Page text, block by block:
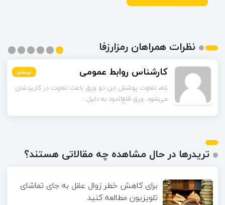
نظرات همراهان رمزارزفا
بیشتر اسماعیل زاده بیشتر
تا قبل از خوندن این مقاله فکر می‌کردم ورق قلع‌اندود
همون ورق گالوانیزه است. تفاو...
بیشتر
بیشتر
بیشتر
بیشتر
تریدرها در حال مشاهده چه مقالاتی هستند؟
برای کاهش خطر زوال عقل به جای تماشای
تلویزیون مطالعه کنید